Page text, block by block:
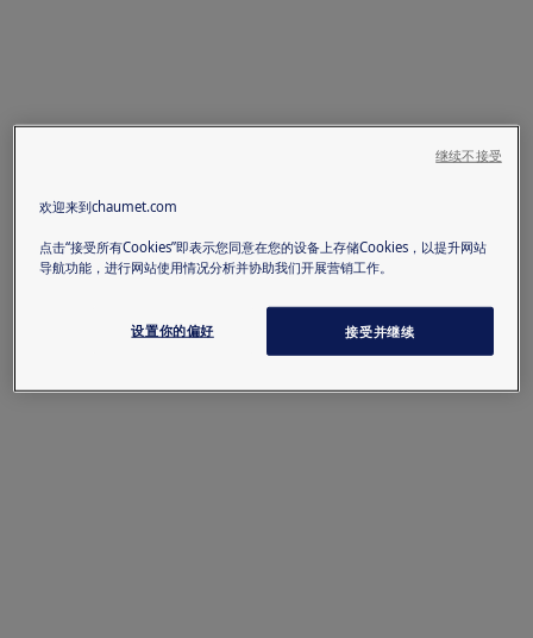
欢迎来到chaumet.com
点击“接受所有Cookies”即表示您同意在您的设备上存储Cookies，以提升网站
导航功能，进行网站使用情况分析并协助我们开展营销工作。
设置你的偏好 接受并继续
继续不接受